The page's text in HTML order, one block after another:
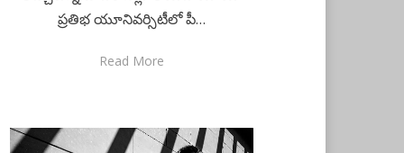
ప్రతిభ యూనివర్సిటీలో పీ…
Read More